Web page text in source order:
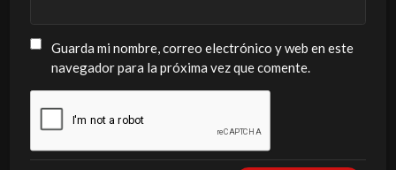
Guarda mi nombre, correo electrónico y web en este
navegador para la próxima vez que comente.